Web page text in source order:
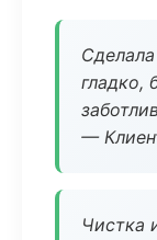
гладко,
—
Чистка